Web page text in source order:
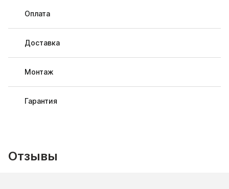
Оплата
Доставка
Монтаж
Гарантия
Отзывы